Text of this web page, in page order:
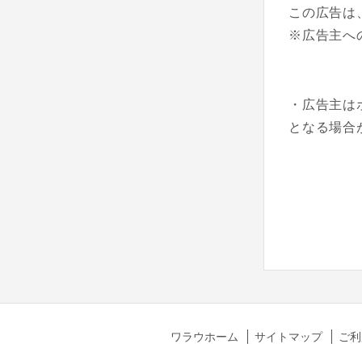
この広告は
※広告主へ
・広告主
となる場合
ワラウホーム サイトマップ ご